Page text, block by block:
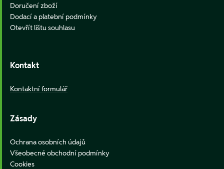
Doručení zboží
Dodací a platební podmínky
Otevřít lištu souhlasu
Kontakt
Kontaktní formulář
Zásady
Ochrana osobních údajů
Všeobecné obchodní podmínky
Cookies